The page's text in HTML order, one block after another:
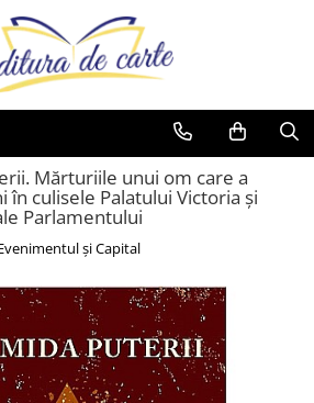
Mărturiile unui om care a
în culisele Palatului Victoria și
Parlamentului
și Capital